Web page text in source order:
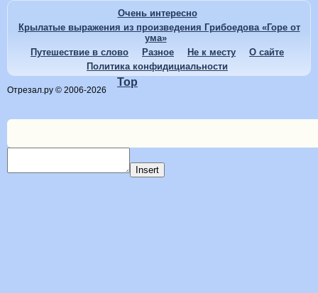
Очень интересно
Крылатые выражения из произведения Грибоедова «Горе от
ума»
Путешествие в слово
Разное Не к месту
О сайте
Политика конфидициальности
Отрезал.ру © 2006-2026
Top
Insert